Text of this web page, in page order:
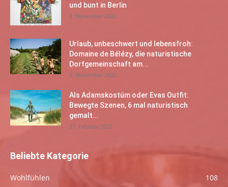
und bunt in Berlin
3. November 2022
Urlaub, unbeschwert und lebensfroh:
Domaine de Bélézy, die naturistische
Dorfgemeinschaft am...
3. November 2022
Als Adamskostüm oder Evas Outfit:
Bewegte Szenen, 6 mal naturistisch
gemalt...
27. Februar 2021
Beliebte Kategorie
Wohlfühlen
108